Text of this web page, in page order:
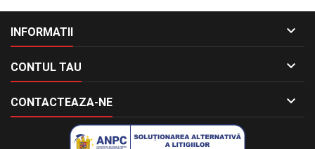
INFORMATII 
CONTUL TAU 
CONTACTEAZA-NE 